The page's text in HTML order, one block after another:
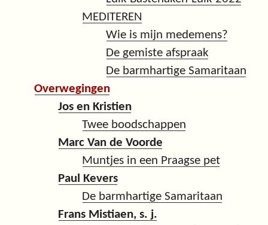
MEDITEREN
Wie is mijn medemens?
De gemiste afspraak
De barmhartige Samaritaan
Overwegingen
Jos en Kristien
Twee boodschappen
Marc Van de Voorde
Muntjes in een Praagse pet
Paul Kevers
De barmhartige Samaritaan
Frans Mistiaen, s. j.